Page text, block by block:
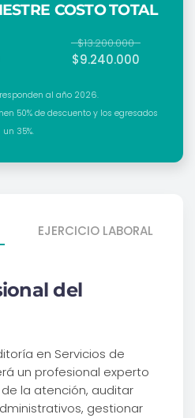
COSTO TOTAL
$13.200.000
$9.240.000
al año 2026.
50% de descuento y los egresados
un 35%.
EJERCICIO LABORAL
del
en Servicios de
un profesional experto
la atención, auditar
gestionar